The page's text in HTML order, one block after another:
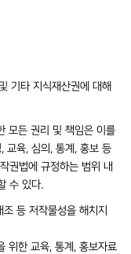
기타 지식재산권에 대해
모든 권리 및 책임은 이를
교육, 심의, 통계, 홍보 등
권법에 규정하는 범위 내
수 있다.
등 저작물성을 해치지
위한 교육, 통계, 홍보자료